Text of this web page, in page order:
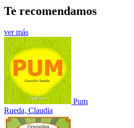
Te recomendamos
ver más
Pum
Rueda, Claudia